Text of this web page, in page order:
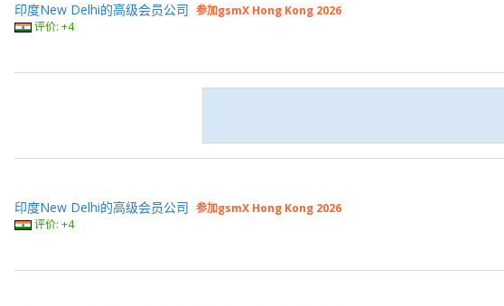
印度New Delhi的高级会员公司 参加gsmX Hong Kong 2026
评价: +4
印度New Delhi的高级会员公司 参加gsmX Hong Kong 2026
评价: +4